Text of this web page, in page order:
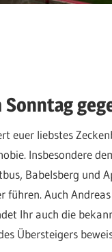
euer liebstes
Insbesondere
Babelsberg und
Auch
Ihr auch die
Übersteigers